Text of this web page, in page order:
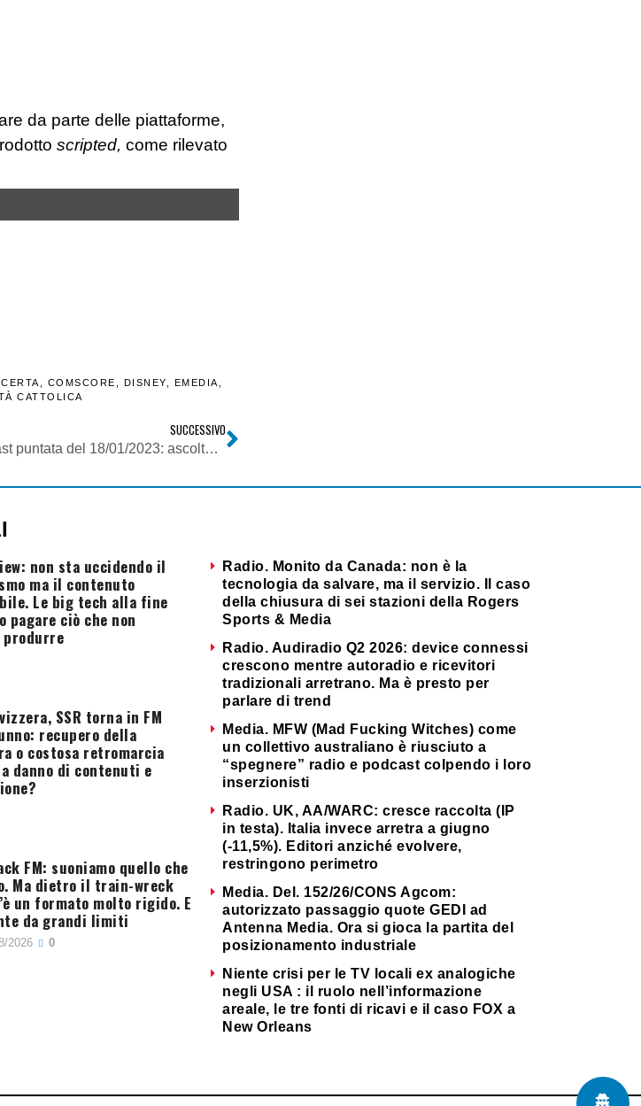
da parte delle piattaforme,
scripted, come rilevato
CERTA COMSCORE DISNEY EMEDIA
CATTOLICA
SUCCESSIVO
Media. Newslinet podcast puntata del 18/01/2023: ascolta le notizie della settimana di NL
non sta uccidendo il
ma il contenuto
Le big tech alla fine
pagare ciò che non
produrre
SSR torna in FM
recupero della
o costosa retromarcia
danno di contenuti e
FM: suoniamo quello che
Ma dietro il train-wreck
un formato molto rigido. E
da grandi limiti
2026 0
Radio. Monito da Canada: non è la
tecnologia da salvare, ma il servizio. Il caso
della chiusura di sei stazioni della Rogers
Sports & Media
Radio. Audiradio Q2 2026: device connessi
crescono mentre autoradio e ricevitori
tradizionali arretrano. Ma è presto per
parlare di trend
Media. MFW (Mad Fucking Witches) come
un collettivo australiano è riusciuto a
“spegnere” radio e podcast colpendo i loro
inserzionisti
Radio. UK, AA/WARC: cresce raccolta (IP
in testa). Italia invece arretra a giugno
(-11,5%). Editori anziché evolvere,
restringono perimetro
Media. Del. 152/26/CONS Agcom:
autorizzato passaggio quote GEDI ad
Antenna Media. Ora si gioca la partita del
posizionamento industriale
Niente crisi per le TV locali ex analogiche
negli USA : il ruolo nell’informazione
areale, le tre fonti di ricavi e il caso FOX a
New Orleans